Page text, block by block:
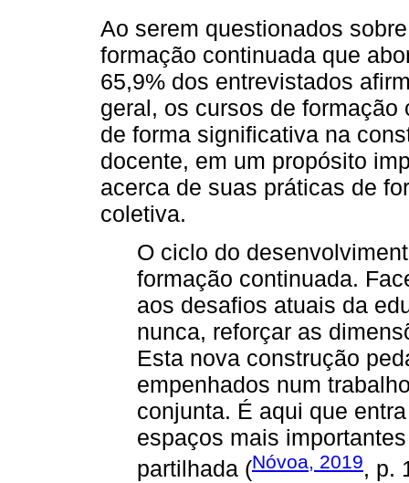
Ao serem questionados
formação continuada que
65,9% dos entrevistados
geral, os cursos de
de forma significativa na
docente, em um propósito
acerca de suas práticas de
coletiva.
O ciclo do
formação continuada.
aos desafios atuais da
nunca, reforçar as
Esta nova construção
empenhados num
conjunta. É aqui que
espaços mais
partilhada (Nóvoa, 2019, p.